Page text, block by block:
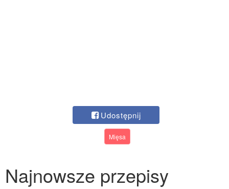
Udostępnij
Mięsa
Najnowsze przepisy